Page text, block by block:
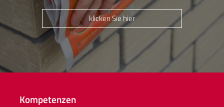
klicken Sie hier
Kompetenzen